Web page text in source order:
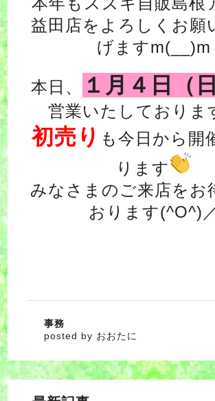
益田店をよろしくお願
げますm(__)m
本日、 １月４日（日
営業いたしておりま
初売り も今日から開
ります
みなさまのご来店をお
おります(^O^)
事務
posted by おおたに